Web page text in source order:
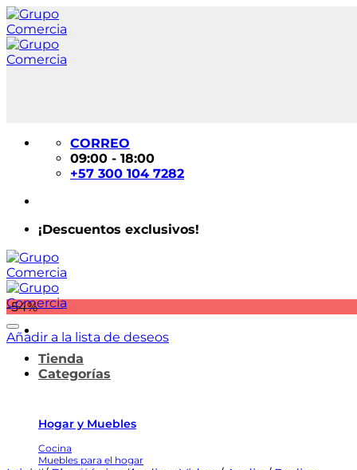
Saltar
al
contenido
CORREO
09:00 - 18:00
+57 300 104 7282
¡Descuentos exclusivos!
Tienda
Categorías
Hogar y Muebles
Cocina
Muebles para el hogar
-54%
Añadir a la lista de deseos